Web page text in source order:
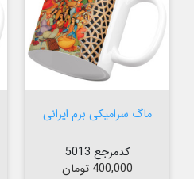
ماگ سرامیکی بزم ایرانی
کدمرجع 5013
قیمت
400,000 تومان